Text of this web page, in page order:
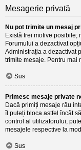
Mesagerie privată
Nu pot trimite un mesaj
Există trei motive posibile;
Forumului a dezactivat
Administrația a dezactivat
trimite mesaje. Pentru mai
Sus
Primesc mesaje private
Dacă primiți mesaje rău
îl puteți bloca astfel încât
control al utilizatorului,
mesajele respective la
Sus